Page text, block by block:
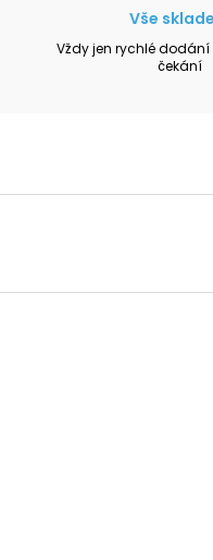
Vše
Vždy jen rychlé
čekání